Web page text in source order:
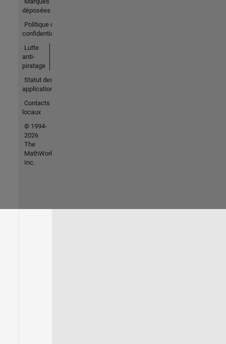
déposées
Politique de
confidentialité
Lutte
anti-
piratage
Statut des
applications
Contacts
locaux
© 1994-
2026
The
MathWorks,
Inc.